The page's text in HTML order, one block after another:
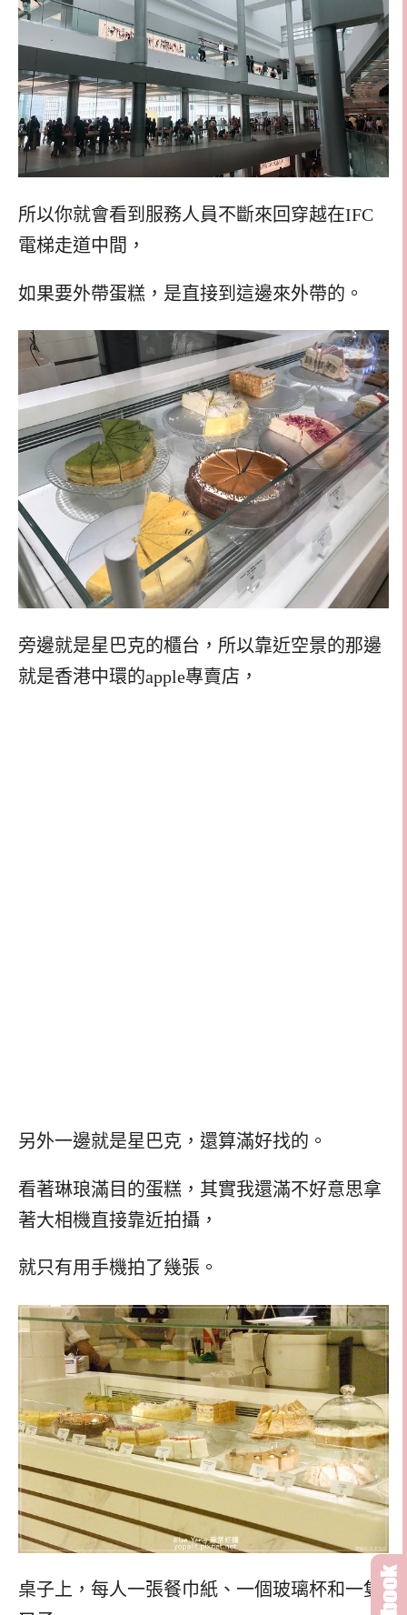
所以你就會看到服務人員不斷來回穿越在IFC
電梯走道中間，
如果要外帶蛋糕，是直接到這邊來外帶的。
旁邊就是星巴克的櫃台，所以靠近空景的那邊
就是香港中環的apple專賣店，
另外一邊就是星巴克，還算滿好找的。
看著琳琅滿目的蛋糕，其實我還滿不好意思拿
著大相機直接靠近拍攝，
就只有用手機拍了幾張。
桌子上，每人一張餐巾紙、一個玻璃杯和一隻